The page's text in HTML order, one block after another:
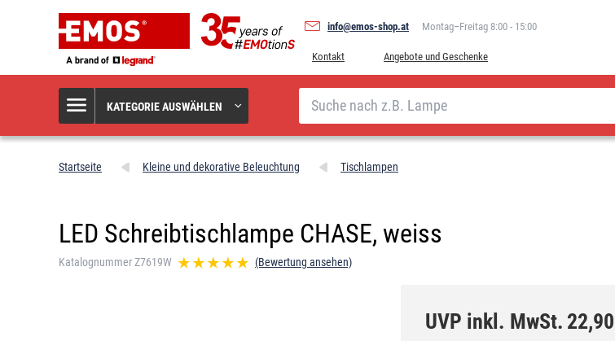
info@emos-shop.at Montag–Freitag 8:00 - 15:00
Kontakt Angebote und Geschenke
KATEGORIE AUSWÄHLEN
Suche
Startseite Kleine und dekorative Beleuchtung Tischlampen
LED Schreibtischlampe CHASE, weiss
Katalognummer Z7619W (Bewertung ansehen)
UVP inkl. MwSt. 22,90